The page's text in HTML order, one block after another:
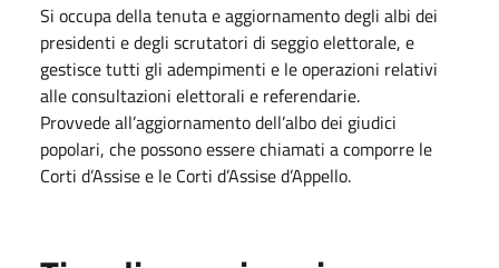
Si occupa della tenuta e aggiornamento degli albi dei
presidenti e degli scrutatori di seggio elettorale, e
gestisce tutti gli adempimenti e le operazioni relativi
alle consultazioni elettorali e referendarie.
Provvede all’aggiornamento dell’albo dei giudici
popolari, che possono essere chiamati a comporre le
Corti d’Assise e le Corti d’Assise d’Appello.